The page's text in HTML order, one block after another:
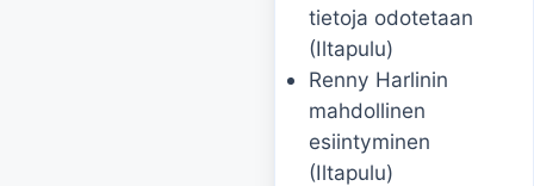
tietoja odotetaan
(Iltapulu)
Renny Harlinin
mahdollinen
esiintyminen
(Iltapulu)